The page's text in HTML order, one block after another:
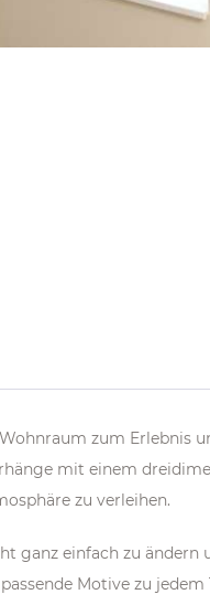
zum Erlebnis
mit einem
zu verleihen.
ganz einfach zu
Motive zu jedem